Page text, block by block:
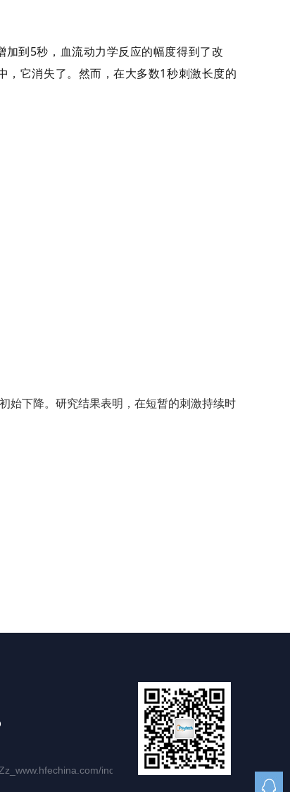
到5秒，血流动力学反应的幅度得到了改
它消失了。然而，在大多数1秒刺激长度的
始下降。研究结果表明，在短暂的刺激持续时
index.html